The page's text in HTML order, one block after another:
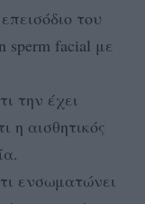
του
sperm facial με
την έχει
η αισθητικός
ενσωματώνει